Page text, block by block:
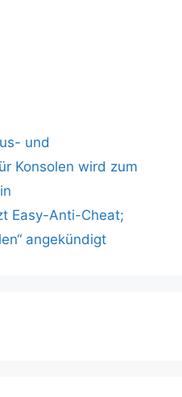
und
Konsolen wird zum
Easy-Anti-Cheat;
angekündigt